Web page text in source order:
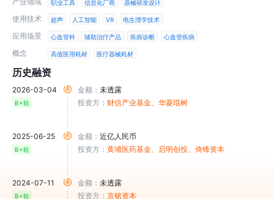
职业工具 信息化厂商 器械研发设计
使用技术 超声 人工智能 VR 电生理学技术
应用场景 心血管科 辅助治疗产品 疾病诊断 心血管疾病
概念 高值医用耗材 医疗器械耗材
历史融资
2026-03-04
B+轮
金额： 未透露
投资方： 财信产业基金、华菱琨树
2025-06-25
B+轮
金额： 近亿人民币
投资方： 黄埔医药基金、启明创投、倚锋资本
2024-07-11
B+轮
金额： 未透露
投资方： 京铭资本